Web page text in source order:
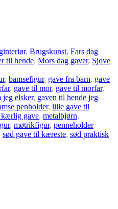
, Brugskunst, Fars dag
til hende, Mors dag gaver, Sjove
, bamsefigur, gave fra barn, gave
, gave til mor, gave til morfar,
jeg elsker, gaven til hende jeg
penholder, lille gave til
gave, metalbjørn,
, møtrikfigur, penneholder
sød gave til kæreste, sød praktisk